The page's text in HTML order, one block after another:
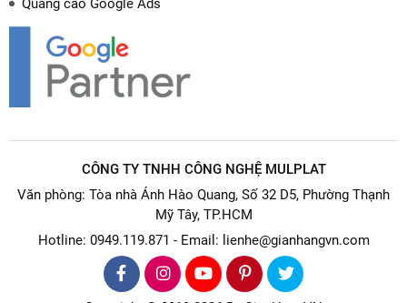
CÔNG TY TNHH CÔNG NGHỆ MULPLAT
Văn phòng: Tòa nhà Ánh Hào Quang, Số 32 D5, Phường Thạnh
Mỹ Tây, TP.HCM
Hotline: 0949.119.871 - Email: lienhe@gianhangvn.com